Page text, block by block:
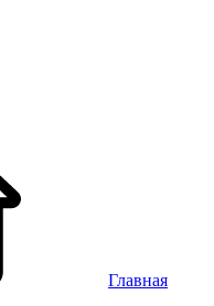
Главная